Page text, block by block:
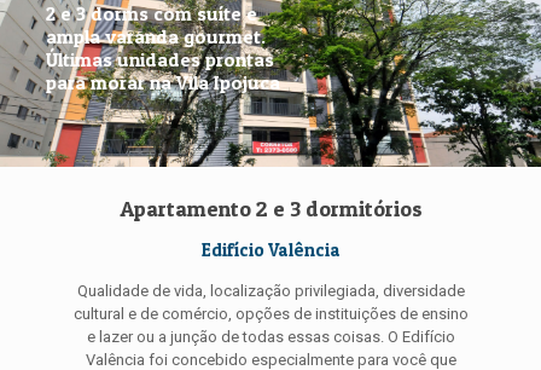
2 e 3 dorms com suíte e
ampla varanda gourmet.
Últimas unidades prontas
para morar na Vila Ipojuca
Apartamento 2 e 3 dormitórios
Edifício Valência
Qualidade de vida, localização privilegiada, diversidade
cultural e de comércio, opções de instituições de ensino
e lazer ou a junção de todas essas coisas. O Edifício
Valência foi concebido especialmente para você que